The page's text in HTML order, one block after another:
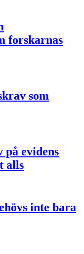
forskarnas
som
evidens
alls
inte bara